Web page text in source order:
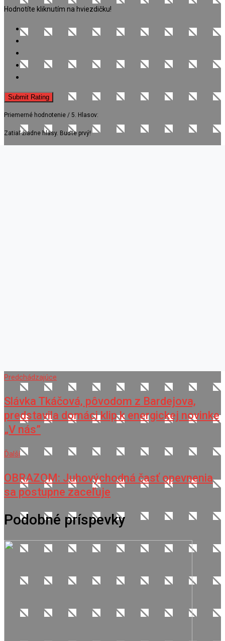
Hodnotíte kliknutím na hviezdičku!
Submit Rating
Priemerné hodnotenie / 5. Hlasov:
Zatiaľ žiadne hlasy. Buďte prvý!
Predchádzajúce
Slávka Tkáčová, pôvodom z Bardejova,
predstavila domáci klip k energickej novinke
„V nás”
Ďalší
OBRAZOM: Juhovýchodná časť opevnenia
sa postupne zaceľuje
Podobné príspevky